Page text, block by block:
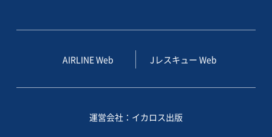
AIRLINE Web Jレスキュー Web
運営会社：イカロス出版